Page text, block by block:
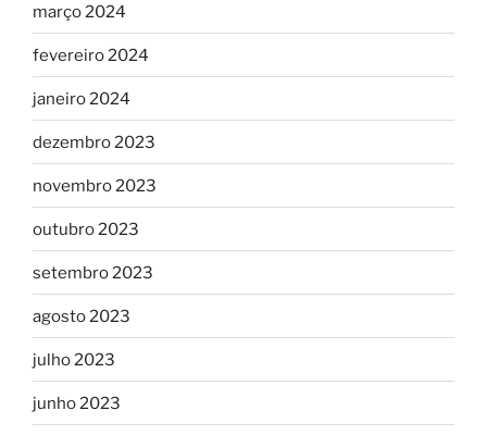
março 2024
fevereiro 2024
janeiro 2024
dezembro 2023
novembro 2023
outubro 2023
setembro 2023
agosto 2023
julho 2023
junho 2023